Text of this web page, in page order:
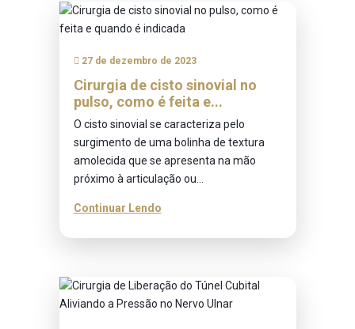
27 de dezembro de 2023
Cirurgia de cisto sinovial no
pulso, como é feita e...
O cisto sinovial se caracteriza pelo
surgimento de uma bolinha de textura
amolecida que se apresenta na mão
próximo à articulação ou...
Continuar Lendo